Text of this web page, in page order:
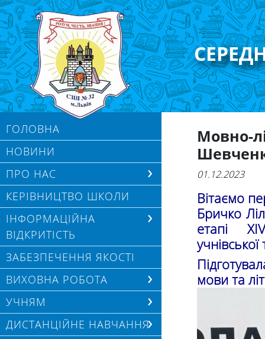
ГОЛОВНА
НОВИНИ
ПРО НАС
КЕРІВНИЦТВО ШКОЛИ
ІНФОРМАЦІЙНА
ВІДКРИТІСТЬ
ЗАБЕЗПЕЧЕННЯ ЯКОСТІ
ВИХОВНА РОБОТА
УЧНЯМ
ДИСТАНЦІЙНЕ НАВЧАННЯ
Мовно-
01.12.2023
Вітаємо
Бричко
етапі
мови та